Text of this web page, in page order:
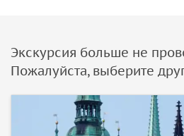
Экскурсия больше не
Пожалуйста, выберите